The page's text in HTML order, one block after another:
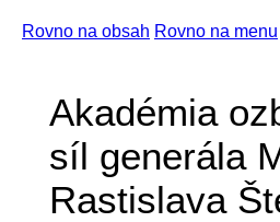
Rovno na obsah Rovno na menu
Akadémia
síl generála
Rastislava